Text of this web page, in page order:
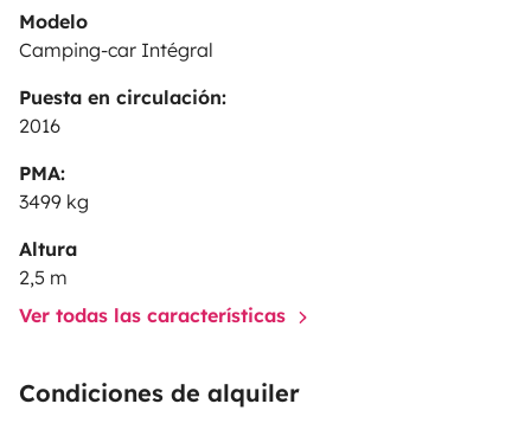
Modelo
Camping-car Intégral
Puesta en circulación:
2016
PMA:
3499 kg
Altura
2,5 m
Ver todas las características
Condiciones de alquiler